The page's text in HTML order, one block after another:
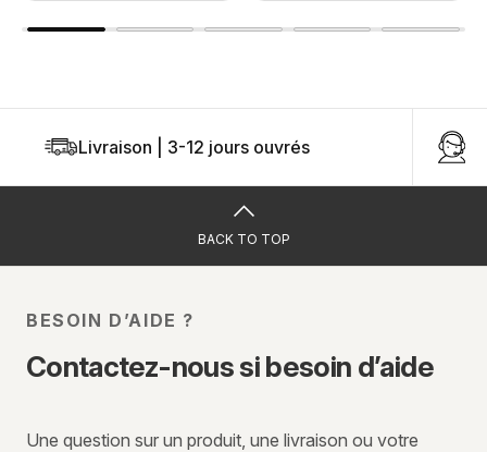
Livraison | 3-12 jours ouvrés
BACK TO TOP
BESOIN D’AIDE ?
Contactez-nous si besoin d’aide
Une question sur un produit, une livraison ou votre